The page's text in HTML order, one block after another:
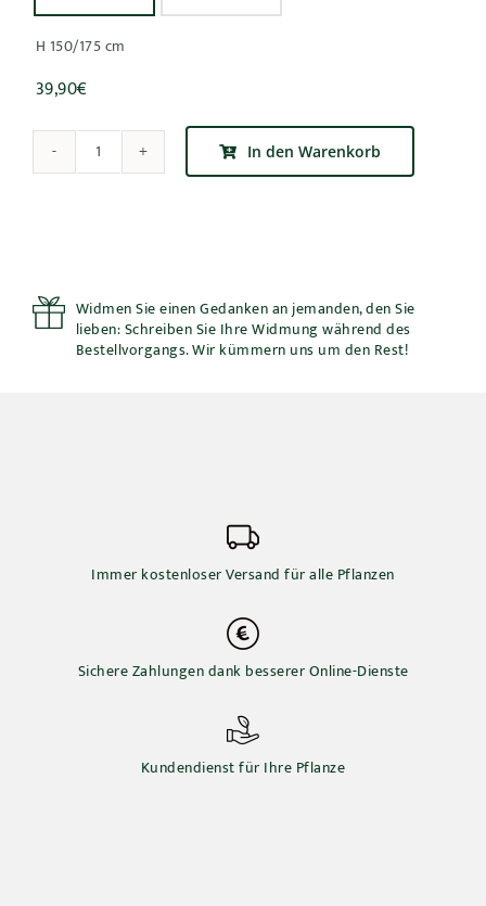
H 150/175 cm
39,90€
Cupressocyparis
Menge
In den Warenkorb
Widmen Sie einen Gedanken an jemanden, den Sie
lieben: Schreiben Sie Ihre Widmung während des
Bestellvorgangs. Wir kümmern uns um den Rest!
Immer kostenloser Versand für alle Pflanzen
Sichere Zahlungen dank besserer Online-Dienste
Kundendienst für Ihre Pflanze